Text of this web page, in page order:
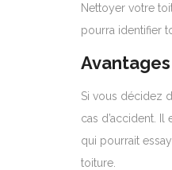
Nettoyer votre
pourra identifier
Si vous décidez
cas d’accident.
qui pourrait
toiture.